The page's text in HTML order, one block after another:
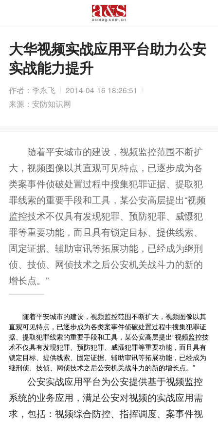
大华视频实战应用平台助力公安
实战能力提升
作者：李永飞
2014-04-16 18:26:51
来源：安防知识网
随着平安城市的建设，视频监控范围不断扩
大，视频图像以其直观可见特点，已逐步成为各
类案事件侦破处置过程中搜集犯罪证据、提取犯
罪线索的重要手段和工具，某公安高层提出“视频
监控技术不仅具有发现犯罪、预防犯罪、威慑犯
罪等重要功能，而且具有锁定目标、提供线索、
固定证据、辅助审讯等拓展功能，已经成为继刑
侦、技侦、网侦技术之后公安机关战斗力的新的
增长点。”
随着平安城市的建设，视频监控范围不断扩大，视频图像以其
直观可见特点，已逐步成为各类案事件侦破处置过程中搜集犯罪证
据、提取犯罪线索的重要手段和工具，某公安高层提出“视频监控技
术不仅具有发现犯罪、预防犯罪、威慑犯罪等重要功能，而且具有
锁定目标、提供线索、固定证据、辅助审讯等拓展功能，已经成为
继刑侦、技侦、网侦技术之后公安机关战斗力的新的增长点。”
公安实战应用平台为公安提供基于视频监控
系统的业务应用，满足公安对视频的实战应用需
求，包括：视频综合防控、指挥调度、案事件视